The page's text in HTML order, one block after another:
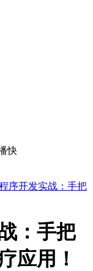
快
序开发实战：手把
：手把
应用！